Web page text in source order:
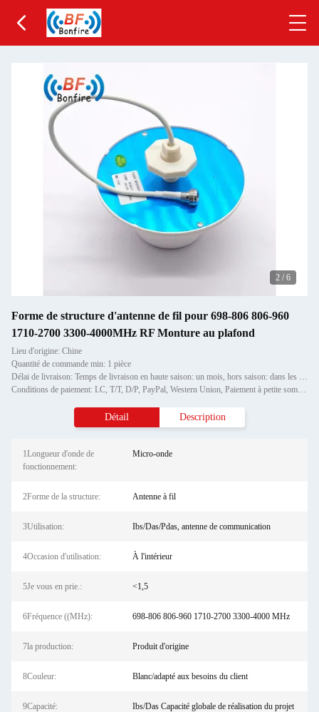
2 / 6
Forme de structure d'antenne de fil pour 698-806 806-960
1710-2700 3300-4000MHz RF Monture au plafond
Lieu d'origine: Chine
Quantité de commande min: 1 pièce
Délai de livraison: Temps de livraison en haute saison: un mois, hors saison: dans les 15 jours ouvrables
Conditions de paiement: LC, T/T, D/P, PayPal, Western Union, Paiement à petite somme, Grammes d'argent
Détail Description
1Longueur d'onde de
fonctionnement:
Micro-onde
2Forme de la structure: Antenne à fil
3Utilisation: Ibs/Das/Pdas, antenne de communication
4Occasion d'utilisation: À l'intérieur
5Je vous en prie.: <1,5
6Fréquence ((MHz): 698-806 806-960 1710-2700 3300-4000 MHz
7la production: Produit d'origine
8Couleur: Blanc/adapté aux besoins du client
9Capacité: Ibs/Das Capacité globale de réalisation du projet